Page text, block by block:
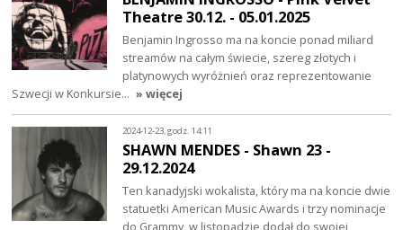
Theatre 30.12. - 05.01.2025
Benjamin Ingrosso ma na koncie ponad miliard
streamów na całym świecie, szereg złotych i
platynowych wyróżnień oraz reprezentowanie
Szwecji w Konkursie… » więcej
2024-12-23, godz. 14:11
SHAWN MENDES - Shawn 23 -
29.12.2024
Ten kanadyjski wokalista, który ma na koncie dwie
statuetki American Music Awards i trzy nominacje
do Grammy, w listopadzie dodał do swojej